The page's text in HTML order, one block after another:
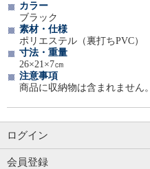
カラー
ブラック
素材・仕様
ポリエステル（裏打ちPVC）
寸法・重量
26×21×7㎝
注意事項
商品に収納物は含まれません。
ログイン
会員登録